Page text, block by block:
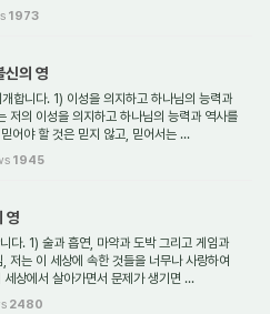
1973
의 영
합니다. 1) 이성을 의지하고 하나님의 능력과
저의 이성을 의지하고 하나님의 능력과 역사를
어야 할 것은 믿지 않고, 믿어서는 ...
1945
영
다. 1) 술과 흡연, 마약과 도박 그리고 게임과
저는 이 세상에 속한 것들을 너무나 사랑하여
상에서 살아가면서 문제가 생기면 ...
2480